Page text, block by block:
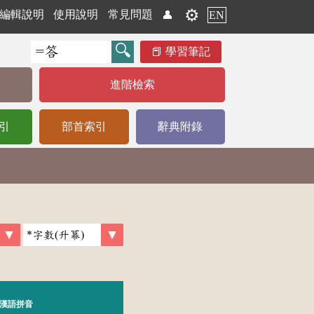
編輯說明 使用說明 常見問題 👤 ⚙️ EN
學習筆記
進階檢索
部首索引 辭典附錄
漢語拼音